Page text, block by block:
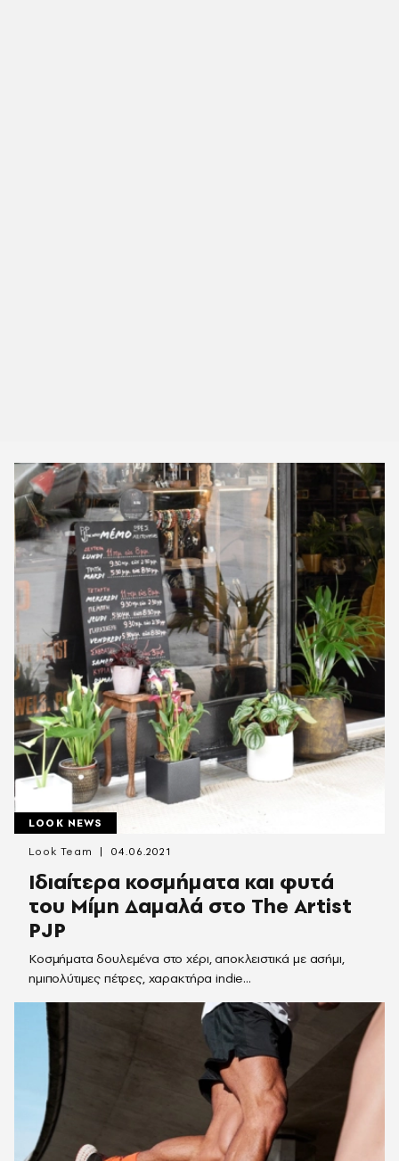
LOOK NEWS
Ιδιαίτερα κοσμήματα και φυτά
του Μίμη Δαμαλά στο The Artist
PJP
Κοσμήματα δουλεμένα στο χέρι, αποκλειστικά με ασήμι,
ημιπολύτιμες πέτρες, χαρακτήρα indie...
Look Team 04.06.2021